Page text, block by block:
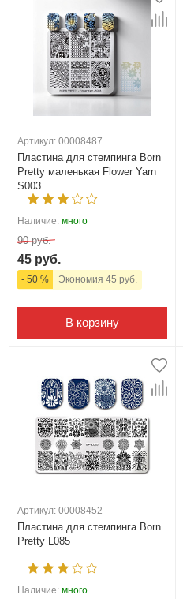
Артикул: 00008487
Пластина для стемпинга Born
Pretty маленькая Flower Yarn
S003
Наличие: много
90 руб.
45 руб.
- 50 % Экономия 45 руб.
В корзину
Артикул: 00008452
Пластина для стемпинга Born
Pretty L085
Наличие: много